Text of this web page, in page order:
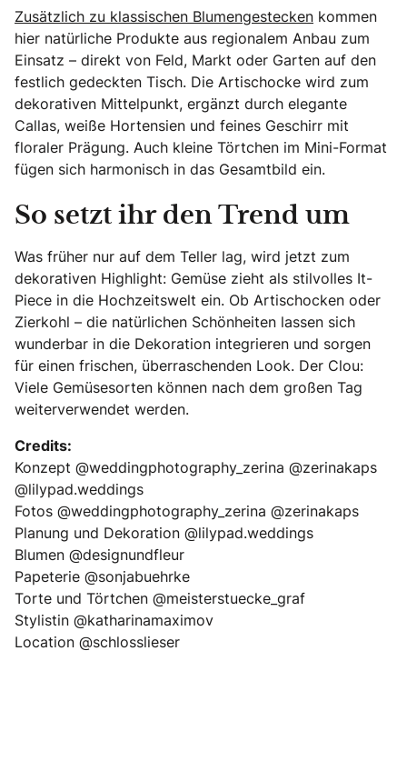
Zusätzlich zu klassischen Blumengestecken kommen
hier natürliche Produkte aus regionalem Anbau zum
Einsatz – direkt von Feld, Markt oder Garten auf den
festlich gedeckten Tisch. Die Artischocke wird zum
dekorativen Mittelpunkt, ergänzt durch elegante
Callas, weiße Hortensien und feines Geschirr mit
floraler Prägung. Auch kleine Törtchen im Mini-Format
fügen sich harmonisch in das Gesamtbild ein.
So setzt ihr den Trend um
Was früher nur auf dem Teller lag, wird jetzt zum
dekorativen Highlight: Gemüse zieht als stilvolles It-
Piece in die Hochzeitswelt ein. Ob Artischocken oder
Zierkohl – die natürlichen Schönheiten lassen sich
wunderbar in die Dekoration integrieren und sorgen
für einen frischen, überraschenden Look. Der Clou:
Viele Gemüsesorten können nach dem großen Tag
weiterverwendet werden.
Credits:
Konzept @weddingphotography_zerina @zerinakaps
@lilypad.weddings
Fotos @weddingphotography_zerina @zerinakaps
Planung und Dekoration @lilypad.weddings
Blumen @designundfleur
Papeterie @sonjabuehrke
Torte und Törtchen @meisterstuecke_graf
Stylistin @katharinamaximov
Location @schlosslieser